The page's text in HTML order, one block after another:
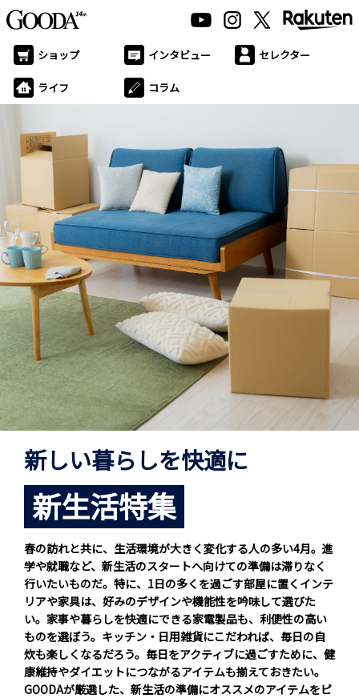
新しい暮らしを快適に
新生活特集
春の訪れと共に、生活環境が大きく変化する人の多い4月。進
学や就職など、新生活のスタートへ向けての準備は滞りなく
行いたいものだ。特に、1日の多くを過ごす部屋に置くインテ
リアや家具は、好みのデザインや機能性を吟味して選びた
い。家事や暮らしを快適にできる家電製品も、利便性の高い
ものを選ぼう。キッチン・日用雑貨にこだわれば、毎日の自
炊も楽しくなるだろう。毎日をアクティブに過ごすために、健
康維持やダイエットにつながるアイテムも揃えておきたい。
GOODAが厳選した、新生活の準備にオススメのアイテムをピ
ショップ インタビュー セレクター
ライフ コラム